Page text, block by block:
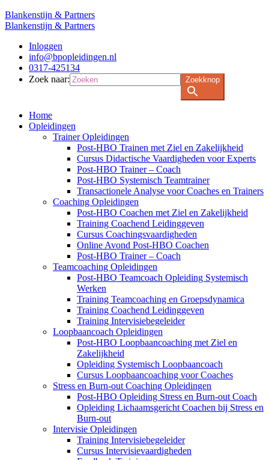
Blankenstijn & Partners
Blankenstijn & Partners
Inloggen
info@bpopleidingen.nl
0317-425134
Zoek naar:
Zoekknop
Home
Opleidingen
Trainer Opleidingen
Post-HBO Trainen met Ziel en Zakelijkheid
Cursus Didactische Vaardigheden voor Experts
Post-HBO Trainer – Coach
Post-HBO Systemisch Teamtrainer
Transactionele Analyse voor Coaches en Trainers
Coaching Opleidingen
Post-HBO Coachen met Ziel en Zakelijkheid
Training Coachend Leidinggeven
Cursus Coachingsvaardigheden
Online Avond Post-HBO Coachen
Post-HBO Trainer – Coach
Teamcoaching Opleidingen
Post-HBO Teamcoach Opleiding Systemisch
Werken
Training Teamcoaching en Groepsdynamica
Training Coachend Leidinggeven
Training Intervisiebegeleider
Loopbaancoach Opleidingen
Post-HBO Loopbaancoaching met Ziel en
Zakelijkheid
Opleiding Systemisch Loopbaancoach
Cursus Loopbaancoaching voor Coaches
Stress en Burn-out Coaching Opleidingen
Post-HBO Opleiding Stress en Burn-out Coach
Opleiding Lichaamsgericht Coachen bij Stress en
Burn-out
Intervisie Opleidingen
Training Intervisiebegeleider
Cursus Intervisievaardigheden